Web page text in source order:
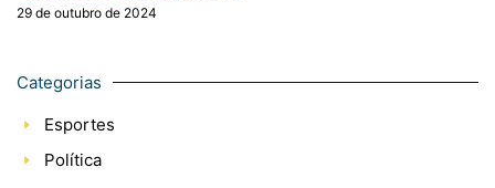
29 de outubro de 2024
Categorias
Esportes
Política